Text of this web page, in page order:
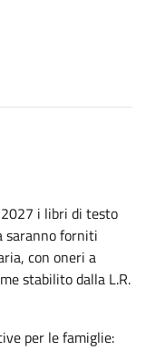
i libri di testo
saranno forniti
con oneri a
stabilito dalla L.R.
per le famiglie: